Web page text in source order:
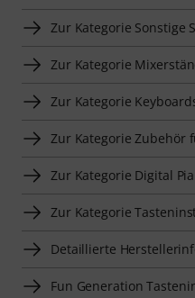
Zur Kategorie Sonstige
Zur Kategorie
Zur Kategorie
Zur Kategorie Zubehör
Zur Kategorie Digital
Zur Kategorie
Detaillierte
Fun Generation